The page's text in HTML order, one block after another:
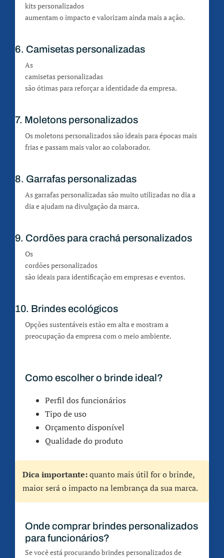
kits personalizados
aumentam o impacto e valorizam ainda mais a ação.
6. Camisetas personalizadas
As
camisetas personalizadas
são ótimas para reforçar a identidade da empresa.
7. Moletons personalizados
Os moletons personalizados são ideais para épocas mais
frias e passam mais valor ao colaborador.
8. Garrafas personalizadas
As garrafas personalizadas são muito utilizadas no dia a
dia e ajudam na divulgação da marca.
9. Cordões para crachá personalizados
Os
cordões personalizados
são ideais para identificação em empresas e eventos.
10. Brindes ecológicos
Opções sustentáveis estão em alta e mostram a
preocupação da empresa com o meio ambiente.
Como escolher o brinde ideal?
Perfil dos funcionários
Tipo de uso
Orçamento disponível
Qualidade do produto
Dica importante:quanto mais útil for o brinde,
maior será o impacto na lembrança da sua marca.
Onde comprar brindes personalizados
para funcionários?
Se você está procurando brindes personalizados de